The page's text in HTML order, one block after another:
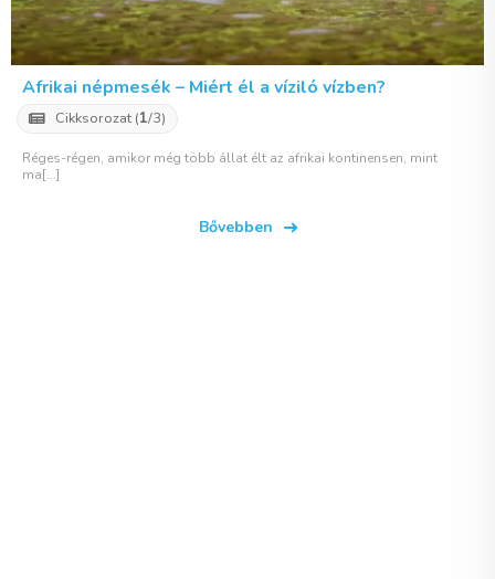
Afrikai népmesék – Miért él a víziló vízben?
Cikksorozat (1/3)
Réges-régen, amikor még több állat élt az afrikai kontinensen, mint
ma[...]
Bővebben